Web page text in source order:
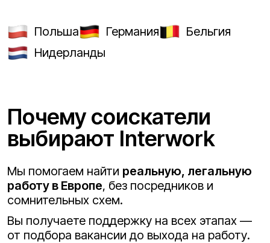
Польша Германия
Бельгия
Нидерланды
Почему соискатели
выбирают Interwork
Мы помогаем найти реальную, легальную
работу в Европе, без посредников и
сомнительных схем.
Вы получаете поддержку на всех этапах —
от подбора вакансии до выхода на работу.